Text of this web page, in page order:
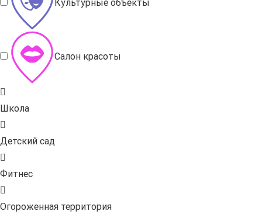
Культурные объекты
Салон красоты
Школа
Детский сад
Фитнес
Огороженная территория